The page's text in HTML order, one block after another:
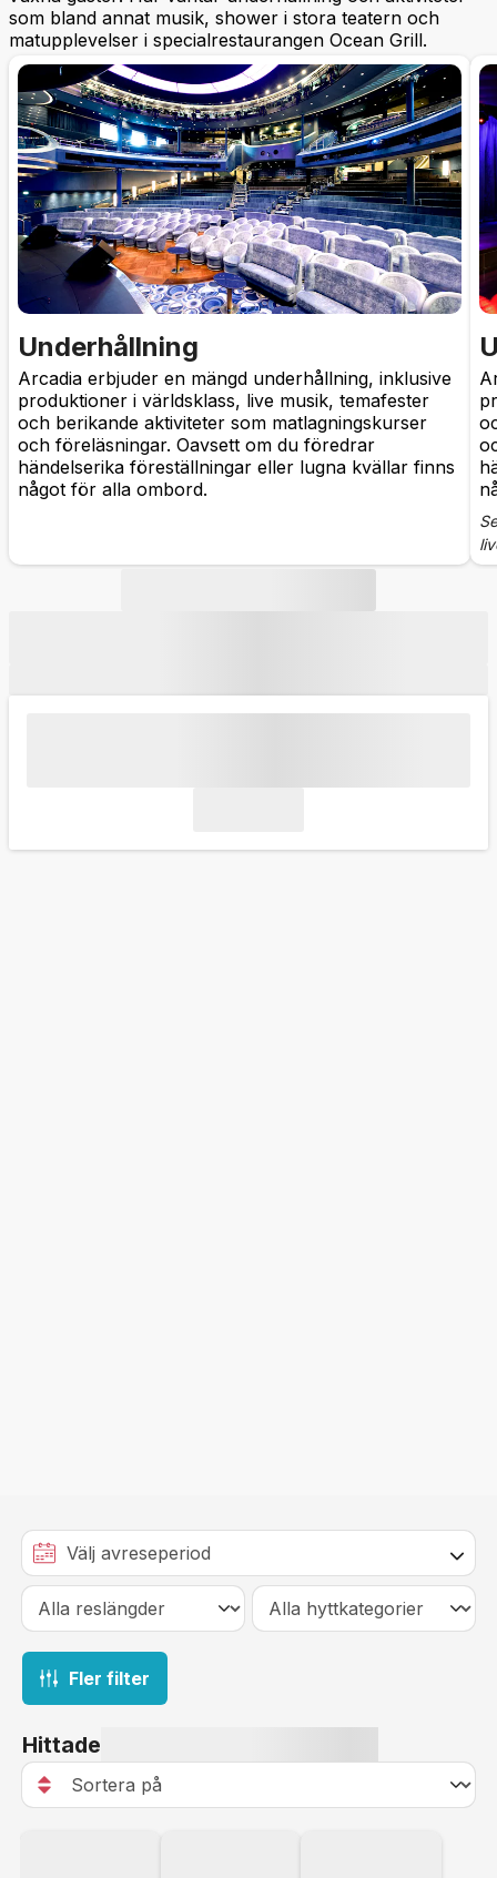
som bland annat musik, shower i stora teatern och
matupplevelser i specialrestaurangen Ocean Grill.
Underhållning
Arcadia erbjuder en mängd underhållning, inklusive
produktioner i världsklass, live musik, temafester
och berikande aktiviteter som matlagningskurser
och föreläsningar. Oavsett om du föredrar
händelserika föreställningar eller lugna kvällar finns
något för alla ombord.
Fler filter
Hittade